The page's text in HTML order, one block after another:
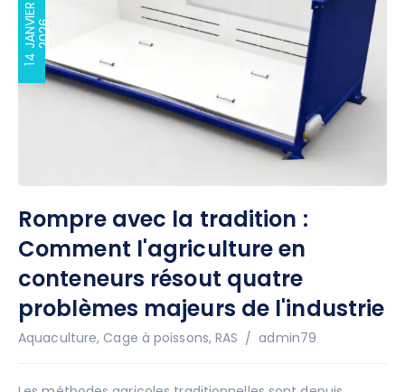
1
4
J
A
NV
I
E
R
2
0
26
Rompre avec la tradition :
Comment l'agriculture en
conteneurs résout quatre
problèmes majeurs de l'industrie
Aquaculture, Cage à poissons,RAS Auteur
admin79